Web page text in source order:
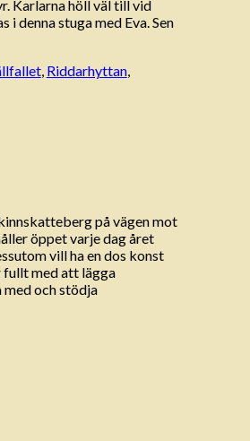
Karlarna höll väl till vid
denna stuga med Eva. Sen
, Riddarhyttan,
på vägen mot
öppet varje dag året
vill ha en dos konst
fullt med att lägga
och stödja